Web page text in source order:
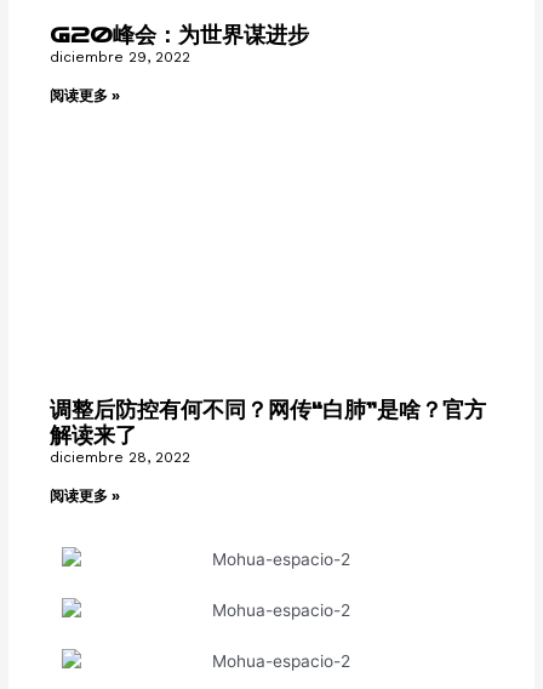
G20峰会：为世界谋进步
diciembre 29, 2022
阅读更多 »
调整后防控有何不同？网传“白肺”是啥？官方
解读来了
diciembre 28, 2022
阅读更多 »